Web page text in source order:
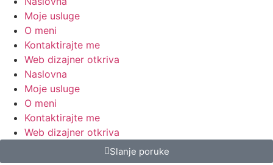
Moje usluge
O meni
Kontaktirajte me
Web dizajner otkriva
Naslovna
Moje usluge
O meni
Kontaktirajte me
Web dizajner otkriva
Slanje poruke